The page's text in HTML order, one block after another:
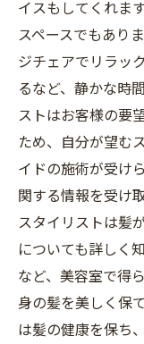
イスもしてくれま
スペースでもあり
ジチェアでリラッ
るなど、静かな時
ストはお客様の要
ため、自分が望む
イドの施術が受け
関する情報を受け
スタイリストは髪
についても詳しく
など、美容室で得
身の髪を美しく保
は髪の健康を保ち